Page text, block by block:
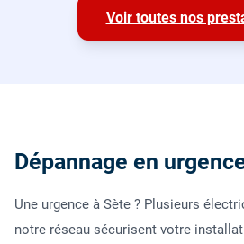
Voir toutes nos
Dépannage en
Une urgence à Sète ? Plusieurs
notre réseau sécurisent votre